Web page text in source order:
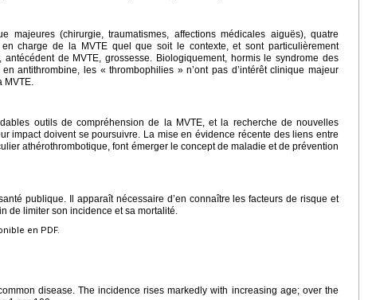
majeures (chirurgie, traumatismes, affections médicales aiguës), quatre
charge de la MVTE quel que soit le contexte, et sont particulièrement
de MVTE, grossesse. Biologiquement, hormis le syndrome des
antithrombine, les « thrombophilies » n’ont pas d’intérêt clinique majeur
outils de compréhension de la MVTE, et la recherche de nouvelles
impact doivent se poursuivre. La mise en évidence récente des liens entre
athérothrombotique, font émerger le concept de maladie et de prévention
publique. Il apparaît nécessaire d’en connaître les facteurs de risque et
de limiter son incidence et sa mortalité.
en PDF.
disease. The incidence rises markedly with increasing age; over the